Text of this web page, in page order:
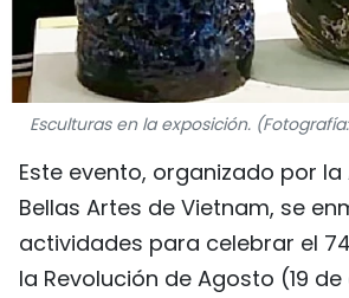
FOTOGRAFÍA
¿QUIÉNES
TIẾNG VIỆT
ENGLISH
中文
Esculturas en la exposición.
Este evento, organizado por
Bellas Artes de Vietnam, se
actividades para celebrar el
la Revolución de Agosto (19